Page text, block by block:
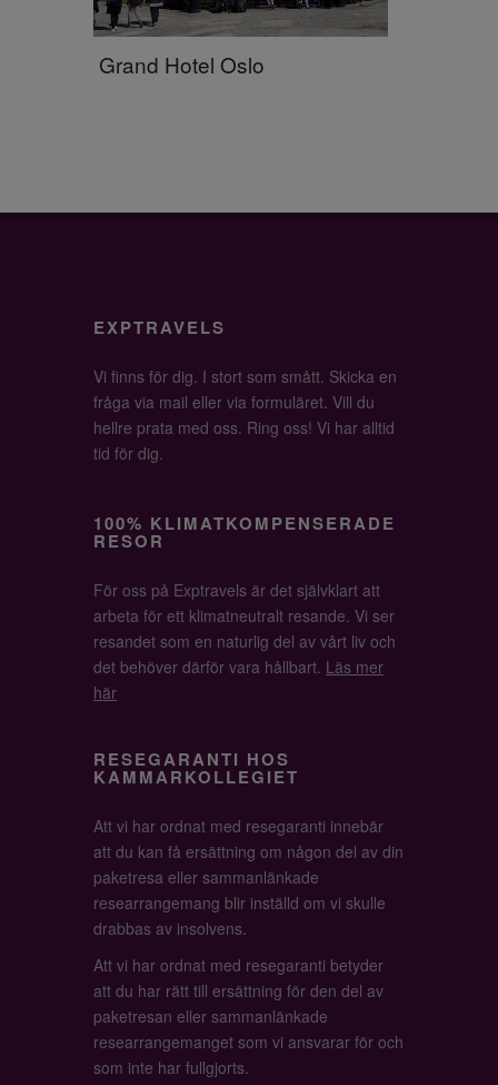
Grand Hotel Oslo
EXPTRAVELS
Vi finns för dig. I stort som smått. Skicka en
fråga via mail eller via formuläret. Vill du
hellre prata med oss. Ring oss! Vi har alltid
tid för dig.
100% KLIMATKOMPENSERADE
RESOR
För oss på Exptravels är det självklart att
arbeta för ett klimatneutralt resande. Vi ser
resandet som en naturlig del av vårt liv och
det behöver därför vara hållbart. Läs mer
här
RESEGARANTI HOS
KAMMARKOLLEGIET
Att vi har ordnat med resegaranti innebär
att du kan få ersättning om någon del av din
paketresa eller sammanlänkade
researrangemang blir inställd om vi skulle
drabbas av insolvens.
Att vi har ordnat med resegaranti betyder
att du har rätt till ersättning för den del av
paketresan eller sammanlänkade
researrangemanget som vi ansvarar för och
som inte har fullgjorts.